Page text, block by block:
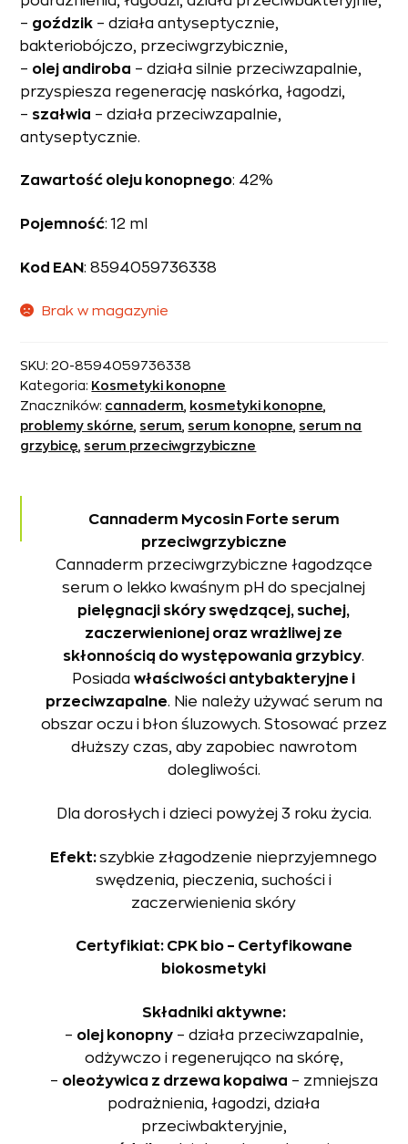
– goździk – działa antyseptycznie,
bakteriobójczo, przeciwgrzybicznie,
– olej andiroba – działa silnie przeciwzapalnie,
przyspiesza regenerację naskórka, łagodzi,
– szałwia – działa przeciwzapalnie,
antyseptycznie.
Zawartość oleju konopnego: 42%
Pojemność: 12 ml
Kod EAN: 8594059736338
Brak w magazynie
SKU:20-8594059736338
Kategoria: Kosmetyki konopne
Znaczników: cannaderm kosmetyki konopne
problemy skórne serum serum konopne serum na
grzybicę serum przeciwgrzybiczne
Cannaderm Mycosin Forte serum
przeciwgrzybiczne
Cannaderm przeciwgrzybiczne łagodzące
serum o lekko kwaśnym pH do specjalnej
pielęgnacji skóry swędzącej, suchej,
zaczerwienionej oraz wrażliwej ze
skłonnością do występowania grzybicy.
Posiada właściwości antybakteryjne i
przeciwzapalne. Nie należy używać serum na
obszar oczu i błon śluzowych. Stosować przez
dłuższy czas, aby zapobiec nawrotom
dolegliwości.
Dla dorosłych i dzieci powyżej 3 roku życia.
Efekt:szybkie złagodzenie nieprzyjemnego
swędzenia, pieczenia, suchości i
zaczerwienienia skóry
Certyfikiat: CPK bio – Certyfikowane
biokosmetyki
Składniki aktywne:
– olej konopny– działa przeciwzapalnie,
odżywczo i regenerująco na skórę,
– oleożywica z drzewa kopaiwa – zmniejsza
podrażnienia, łagodzi, działa
przeciwbakteryjnie,